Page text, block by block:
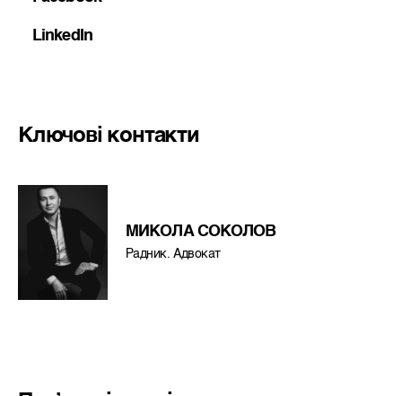
LinkedIn
Ключові контакти
МИКОЛА СОКОЛОВ
Радник. Адвокат